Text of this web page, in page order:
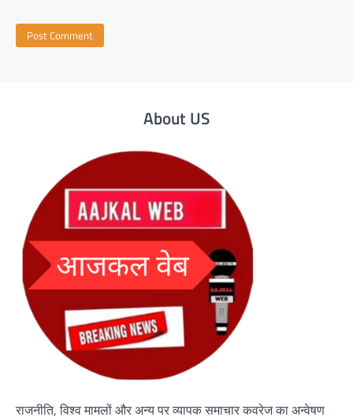
About US
राजनीति, विश्व मामलों और अन्य पर व्यापक समाचार कवरेज का अन्वेषण